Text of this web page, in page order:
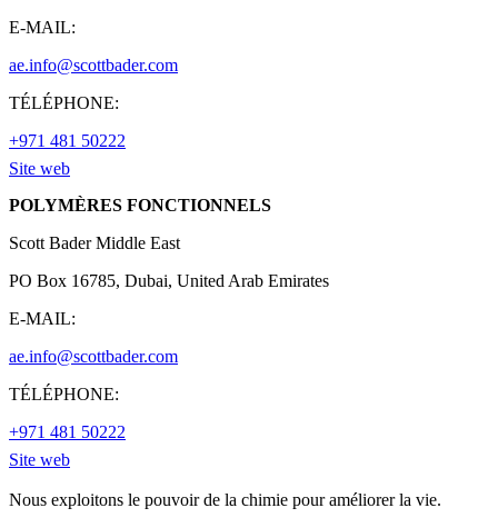
E-MAIL:
ae.info@scottbader.com
TÉLÉPHONE:
+971 481 50222
Site web
POLYMÈRES FONCTIONNELS
Scott Bader Middle East
PO Box 16785, Dubai, United Arab Emirates
E-MAIL:
ae.info@scottbader.com
TÉLÉPHONE:
+971 481 50222
Site web
Nous exploitons le pouvoir de la chimie pour améliorer la vie.